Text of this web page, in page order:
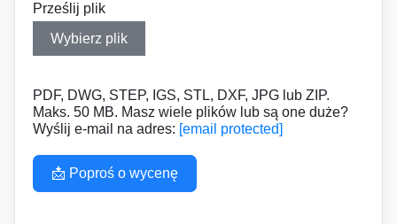
Prześlij plik
Wybierz plik
PDF, DWG, STEP, IGS, STL, DXF, JPG lub ZIP.
Maks. 50 MB. Masz wiele plików lub są one duże?
Wyślij e-mail na adres: [email protected]
📩 Poproś o wycenę